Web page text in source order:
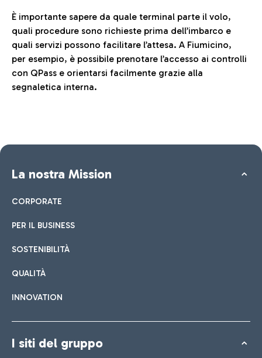
È importante sapere da quale terminal parte il volo,
quali procedure sono richieste prima dell’imbarco e
quali servizi possono facilitare l’attesa. A Fiumicino,
per esempio, è possibile prenotare l’accesso ai controlli
con QPass e orientarsi facilmente grazie alla
segnaletica interna.
La nostra Mission
CORPORATE
PER IL BUSINESS
SOSTENIBILITÀ
QUALITÀ
INNOVATION
I siti del gruppo